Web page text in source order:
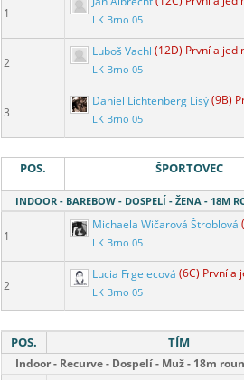
1 LK Brno 05
2
Luboš Vachl (12D) První a
LK Brno 05
3
Daniel Lichtenberg Lisý(9B)
LK Brno 05
POS. ŠPORTOVEC
INDOOR - BAREBOW - DOSPELÍ - ŽENA - 18M
1
Michaela Wičarová Štroblová
LK Brno 05
2
Lucia Frgelecová (6C) První a
LK Brno 05
POS. TÍM
Indoor - Recurve - Dospelí - Muž - 18m